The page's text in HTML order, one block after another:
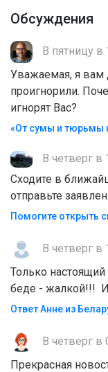
Обсуждения
В пятницу в
Уважаемая, я
проигнорили.
игнорят Вас?
«От сумы и тюрьмы
В четверг в
Сходите в
отправьте
Помогите открыть
В четверг в
Только
беде - жалкой!!! И
Ответ Анне из
В четверг в
Прекрасная